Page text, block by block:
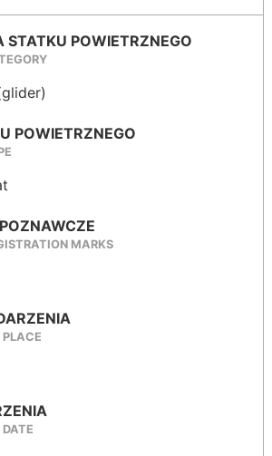
STATKU POWIETRZNEGO
POWIETRZNEGO
MARKS
PLACE